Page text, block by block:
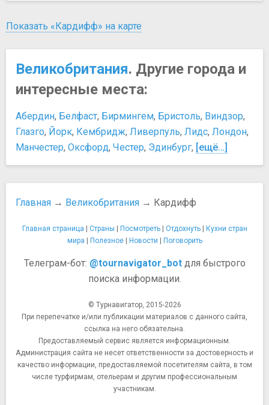
Показать «Кардифф» на карте
Великобритания. Другие города и
интересные места:
Абердин, Белфаст, Бирмингем, Бристоль, Виндзор,
Глазго, Йорк, Кембридж, Ливерпуль, Лидс, Лондон,
Манчестер, Оксфорд, Честер, Эдинбург, [ещё…]
Главная → Великобритания → Кардифф
Главная страница | Страны | Посмотреть| Отдохнуть| Кухни стран
мира | Полезное| Новости | Поговорить
Телеграм-бот: @tournavigator_botдля быстрого
поиска информации.
© Турнавигатор, 2015-2026
При перепечатке и/или публикации материалов с данного сайта,
ссылка на него обязательна.
Предоставляемый сервис является информационным.
Администрация сайта не несет ответственности за достоверность и
качество информации, предоставляемой посетителям сайта, в том
числе турфирмам, отельерам и другим профессиональным
участникам.